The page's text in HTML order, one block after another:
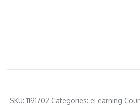
SKU: 1191702 Categories: eLearning